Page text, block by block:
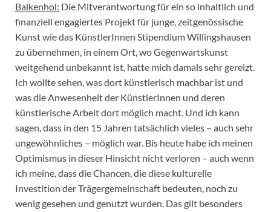
Balkenhol: Die Mitverantwortung für ein so inhaltlich und
finanziell engagiertes Projekt für junge, zeitgenössische
Kunst wie das KünstlerInnen Stipendium Willingshausen
zu übernehmen, in einem Ort, wo Gegenwartskunst
weitgehend unbekannt ist, hatte mich damals sehr gereizt.
Ich wollte sehen, was dort künstlerisch machbar ist und
was die Anwesenheit der KünstlerInnen und deren
künstlerische Arbeit dort möglich macht. Und ich kann
sagen, dass in den 15 Jahren tatsächlich vieles – auch sehr
ungewöhnliches – möglich war. Bis heute habe ich meinen
Optimismus in dieser Hinsicht nicht verloren – auch wenn
ich meine, dass die Chancen, die diese kulturelle
Investition der Trägergemeinschaft bedeuten, noch zu
wenig gesehen und genutzt wurden. Das gilt besonders